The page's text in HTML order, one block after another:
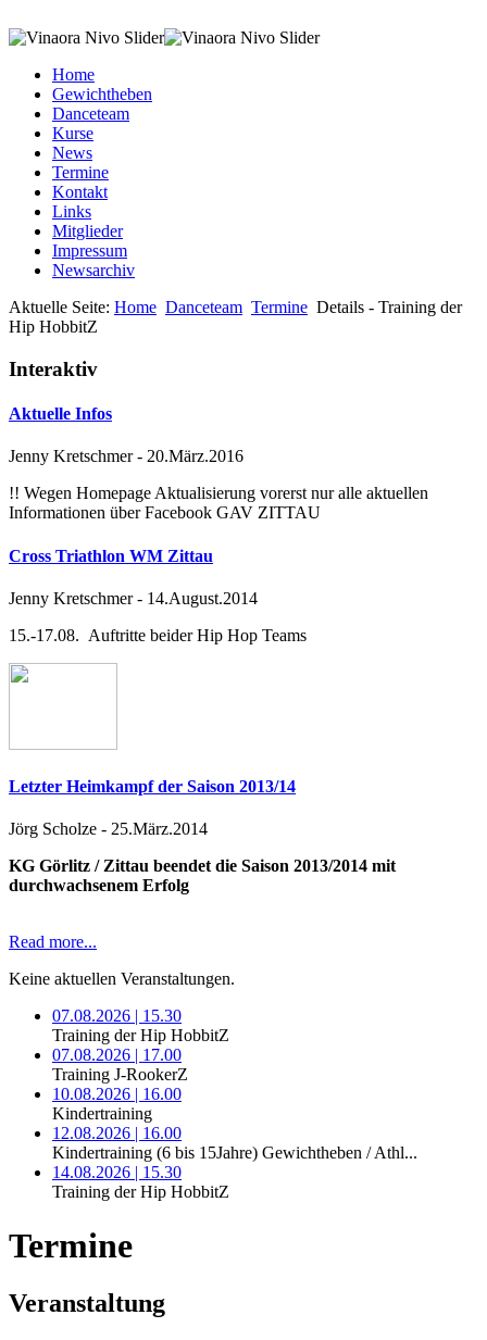
Home
Gewichtheben
Danceteam
Kurse
News
Termine
Kontakt
Links
Mitglieder
Impressum
Newsarchiv
Aktuelle Seite: Home Danceteam Termine Details - Training der
Hip HobbitZ
Interaktiv
Aktuelle Infos
Jenny Kretschmer- 20.März.2016
!! Wegen Homepage Aktualisierung vorerst nur alle aktuellen
Informationen über Facebook GAV ZITTAU
Cross Triathlon WM Zittau
Jenny Kretschmer- 14.August.2014
15.-17.08. Auftritte beider Hip Hop Teams
Letzter Heimkampf der Saison 2013/14
Jörg Scholze - 25.März.2014
KG Görlitz / Zittau beendet die Saison 2013/2014 mit
durchwachsenem Erfolg
Read more...
Keine aktuellen Veranstaltungen.
07.08.2026 | 15.30
Training der Hip HobbitZ
07.08.2026 | 17.00
Training J-RookerZ
10.08.2026 | 16.00
Kindertraining
12.08.2026 | 16.00
Kindertraining (6 bis 15Jahre) Gewichtheben / Athl...
14.08.2026 | 15.30
Training der Hip HobbitZ
Termine
Veranstaltung